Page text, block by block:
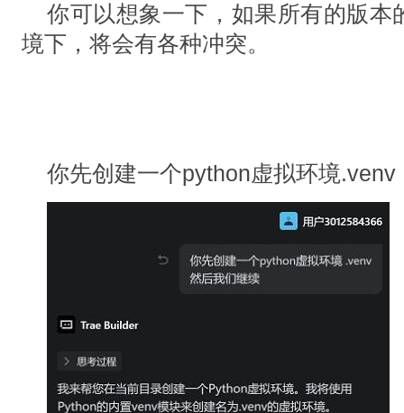
你可以想象一下，如果所有的版本
境下，将会有各种冲突。
你先创建一个python虚拟环境